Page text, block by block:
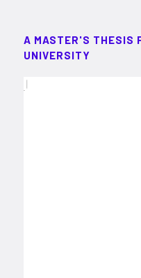
A MASTER'S THESIS
UNIVERSITY